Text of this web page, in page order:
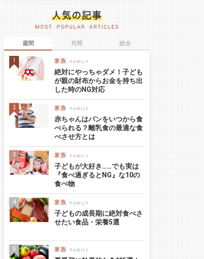
週間 月間 総合
絶対にやっちゃダメ！子ども
が親の財布からお金を持ち出
した時のNG対応
赤ちゃんはパンをいつから食
べられる？離乳食の最適な食
べさせ方とは
子どもが大好き……でも実は
『食べ過ぎるとNG』な10の
食べ物
子どもの成長期に絶対食べさ
せたい食品・栄養5選